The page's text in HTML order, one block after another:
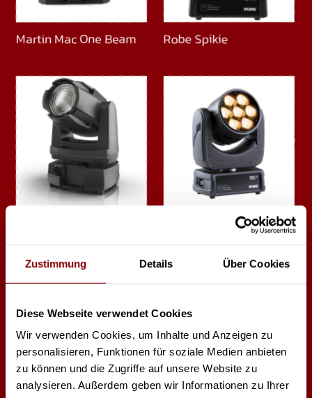
Zustimmung Details Über Cookies
Diese Webseite verwendet Cookies
Wir verwenden Cookies, um Inhalte und Anzeigen zu
personalisieren, Funktionen für soziale Medien anbieten
zu können und die Zugriffe auf unsere Website zu
analysieren. Außerdem geben wir Informationen zu Ihrer
Martin Mac One Beam Robe Spikie
IP65
Robe Ledbeam 150